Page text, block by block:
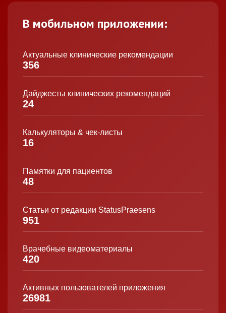
В мобильном приложении:
Актуальные клинические рекомендации
356
Дайджесты клинических рекомендаций
24
Калькуляторы & чек-листы
16
Памятки для пациентов
48
Статьи от редакции StatusPraesens
951
Врачебные видеоматериалы
420
Активных пользователей приложения
26981